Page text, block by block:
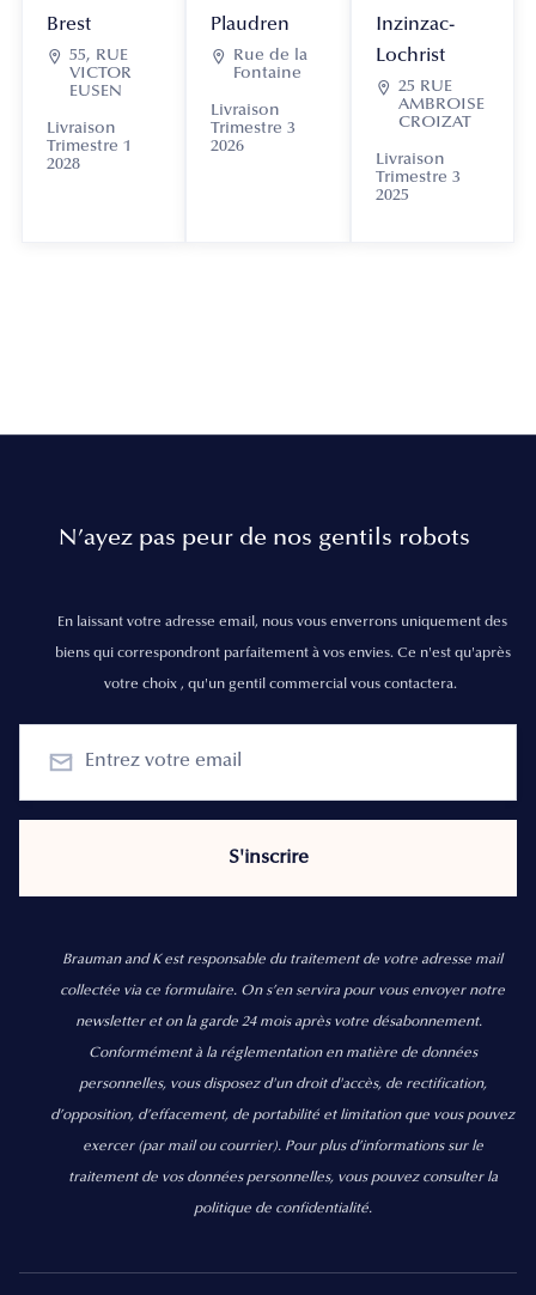
Brest
 55, RUE
VICTOR
EUSEN
Livraison
Trimestre 1
2028
Plaudren

Rue de la
Fontaine
Livraison
Trimestre 3
2026
Inzinzac-
Lochrist
 25 RUE
AMBROISE
CROIZAT
Livraison
Trimestre 3
2025
N’ayez pas peur de nos gentils robots
En laissant votre adresse email, nous vous enverrons uniquement des
biens qui correspondront parfaitement à vos envies. Ce n'est qu'après
votre choix , qu'un gentil commercial vous contactera.
Brauman and K est responsable du traitement de votre adresse mail
collectée via ce formulaire. On s’en servira pour vous envoyer notre
newsletter et on la garde 24 mois après votre désabonnement.
Conformément à la réglementation en matière de données
personnelles, vous disposez d'un droit d'accès, de rectification,
d’opposition, d’effacement, de portabilité et limitation que vous pouvez
exercer (par mail ou courrier). Pour plus d’informations sur le
traitement de vos données personnelles, vous pouvez consulter la
politique de confidentialité.